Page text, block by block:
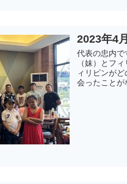
2023年4
代表の忠内で
（妹）とフ
ィリピンが
会ったことが